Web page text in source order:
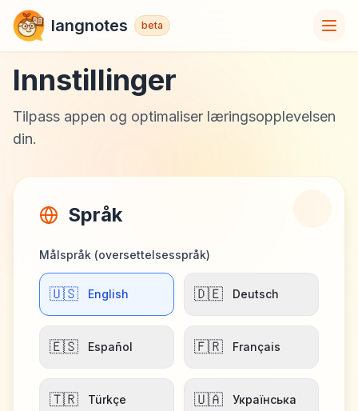
langnotes beta
Innstillinger
Tilpass appen og optimaliser læringsopplevelsen
din.
Språk
Målspråk (oversettelsesspråk)
🇺🇸 English 🇩🇪 Deutsch
🇪🇸 Español 🇫🇷 Français
🇹🇷 Türkçe 🇺🇦 Українська